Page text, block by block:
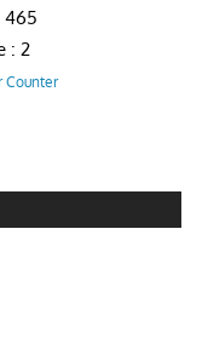
465
: 2
Counter